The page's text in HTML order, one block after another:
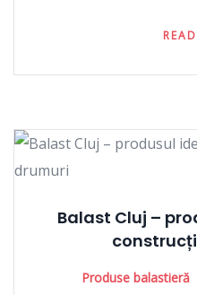
Balast Cluj –
Produse balastieră